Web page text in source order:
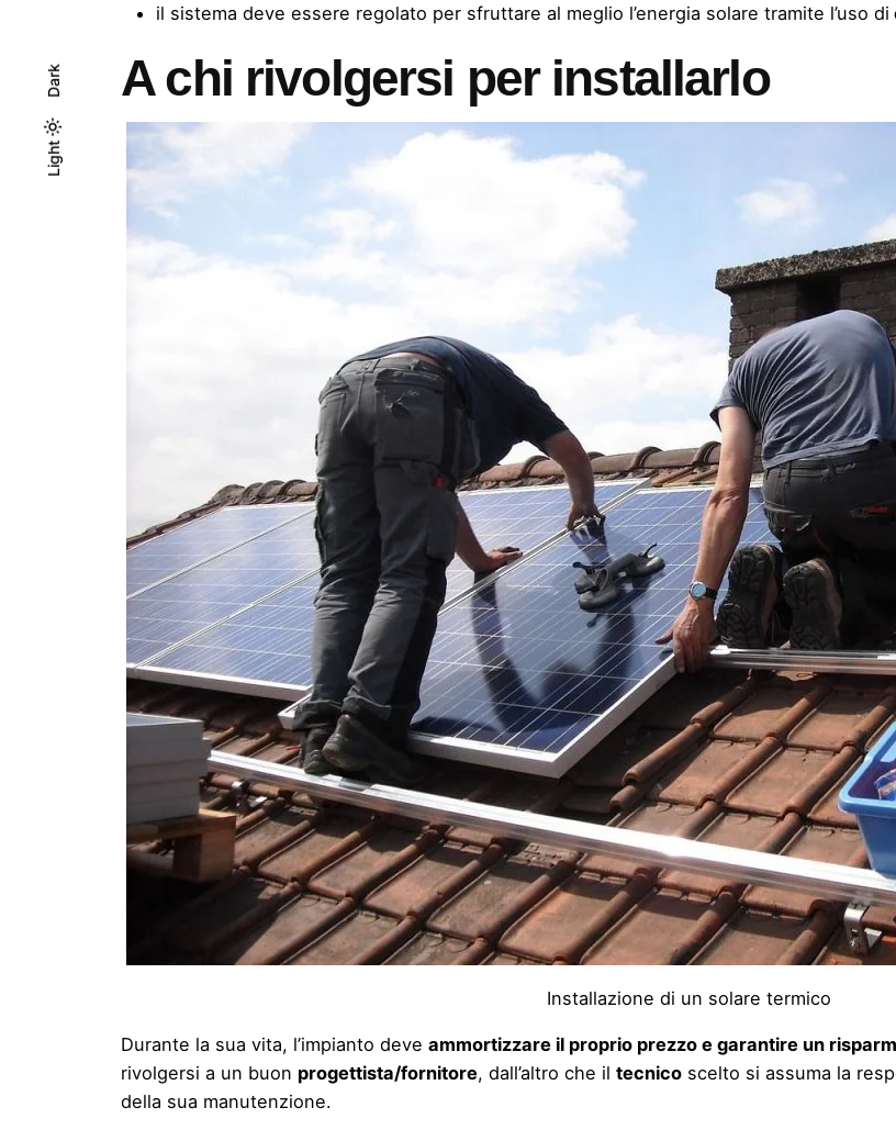
Light
Dark
Light
Dark
il sistema deve essere regolato per sfruttare al meglio l’energia solare tramite l’uso di
A chi rivolgersi per installarlo
Installazione di un solare termico
Durante la sua vita, l’impianto deveammortizzare il proprio prezzo e garantire un
rivolgersi a un buon progettista/fornitore, dall’altro che iltecnico scelto si assuma la
della sua manutenzione.